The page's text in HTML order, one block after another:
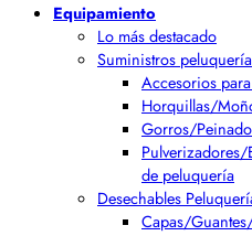
Equipamiento
Lo más destacado
Suministros peluquería
Accesorios
Horquillas/
Gorros/
de peluquería
Desechables
Capas/